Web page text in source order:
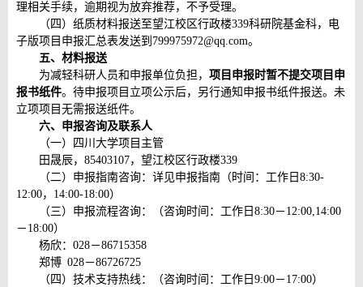
理相关手续，逾期视为放弃推荐，不予受理。
（四）纸质材料报送至望江校区行政楼339科研院基金科，电
子版项目申报汇总表发送到799975972@qq.com。
五、材料报送
为减轻科研人员和申报单位负担， 项目申报时暂不提交项目申
报书纸件。待申报项目立项公示后，另行通知申报书纸件报送。未
立项项目无需报送纸件。
六、申报咨询及联系人
（一）四川大学项目主管
田晟辰，85403107，望江校区行政楼339
（二）申报指南咨询：详见申报指南（时间：工作日8:30-
12:00，14:00-18:00）
（三）申报流程咨询：（咨询时间：工作日8:30－12:00,14:00
－18:00）
杨欣：028－86715358
郑博 028－86726725
（四）技术支持热线：（咨询时间：工作日9:00－17:00）